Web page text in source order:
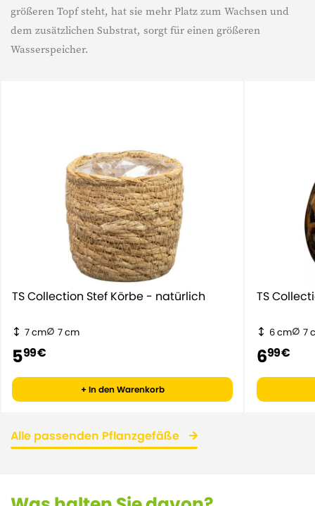
größeren Topf steht, hat sie mehr Platz zum Wachsen und
dem zusätzlichen Substrat, sorgt für einen größeren
Wasserspeicher.
TS Collection Stef Körbe - natürlich
7 cm 7 cm
599 €
+ In den Warenkorb
TS
6 cm 7
699 €
Alle passenden Pflanzgefäße